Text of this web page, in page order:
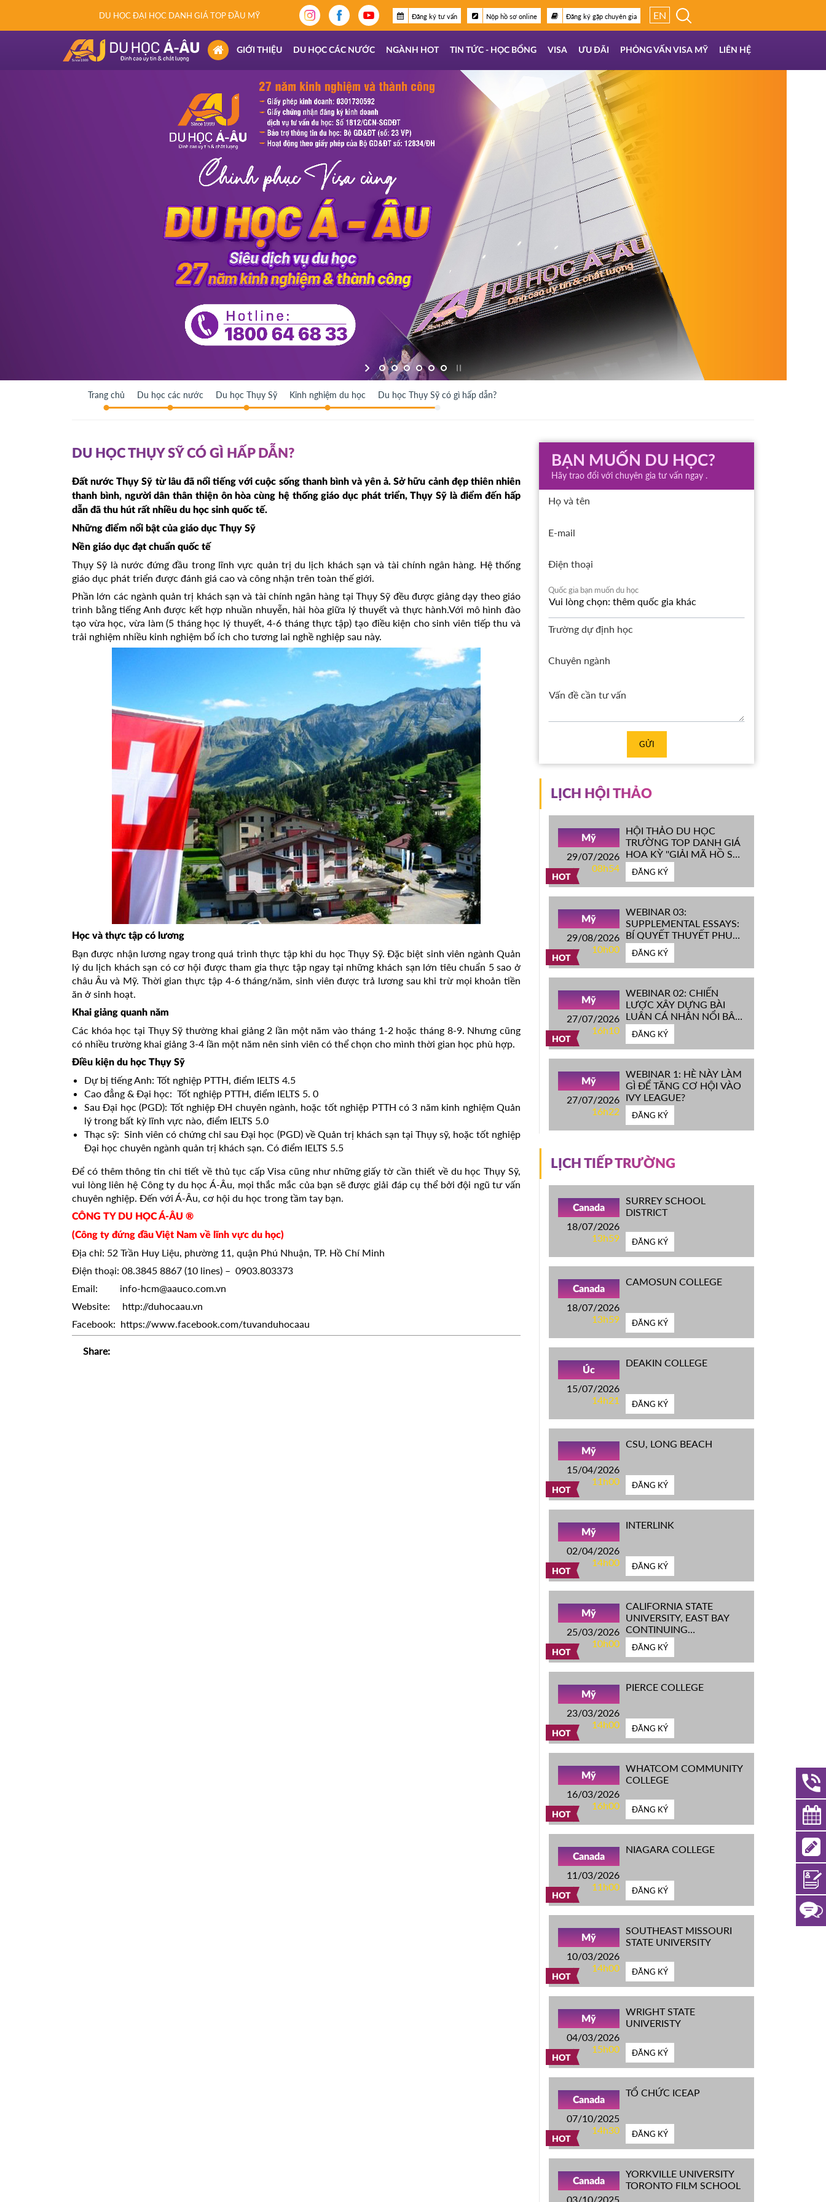
DU HỌC ĐẠI HỌC DANH GIÁ TOP ĐẦU MỸ Đăng ký tư vấn Nộp hồ sơ online Đăng ký gặp chuyên gia EN
(CURRENT)
GIỚI THIỆU DU HỌC CÁC NƯỚC NGÀNH HOT TIN TỨC - HỌC BỔNG VISA ƯU ĐÃI PHỎNG VẤN VISA MỸ LIÊN HỆ
Trang chủ Du học các nước Du học Thụy Sỹ Kinh nghiệm du học Du học Thụy Sỹ có gì hấp dẫn?
DU HỌC THỤY SỸ CÓ GÌ HẤP DẪN?
Đất nước Thụy Sỹ từ lâu đã nổi tiếng với cuộc sống thanh bình và yên ả. Sở hữu cảnh đẹp thiên nhiên
thanh bình, người dân thân thiện ôn hòa cùng hệ thống giáo dục phát triển, Thụy Sỹ là điểm đến hấp
dẫn đã thu hút rất nhiều du học sinh quốc tế.
Những điểm nổi bật của giáo dục Thụy Sỹ
Nền giáo dục đạt chuẩn quốc tế
Thụy Sỹ là nước đứng đầu trong lĩnh vực quản trị du lịch khách sạn và tài chính ngân hàng. Hệ thống
giáo dục phát triển được đánh giá cao và công nhận trên toàn thế giới.
Phần lớn các ngành quản trị khách sạn và tài chính ngân hàng tại Thụy Sỹ đều được giảng dạy theo giáo
trình bằng tiếng Anh được kết hợp nhuần nhuyễn, hài hòa giữa lý thuyết và thực hành.Với mô hình đào
tạo vừa học, vừa làm (5 tháng học lý thuyết, 4-6 tháng thực tập) tạo điều kiện cho sinh viên tiếp thu và
trải nghiệm nhiều kinh nghiệm bổ ích cho tương lai nghề nghiệp sau này.
Học và thực tập có lương
Bạn được nhận lương ngay trong quá trình thực tập khi du học Thụy Sỹ. Đặc biệt sinh viên ngành Quản
lý du lịch khách sạn có cơ hội được tham gia thực tập ngay tại những khách sạn lớn tiêu chuẩn 5 sao ở
châu Âu và Mỹ. Thời gian thực tập 4-6 tháng/năm, sinh viên được trả lương sau khi trừ mọi khoản tiền
ăn ở sinh hoạt.
Khai giảng quanh năm
Các khóa học tại Thụy Sỹ thường khai giảng 2 lần một năm vào tháng 1-2 hoặc tháng 8-9. Nhưng cũng
có nhiều trường khai giảng 3-4 lần một năm nên sinh viên có thể chọn cho mình thời gian học phù hợp.
Điều kiện du học Thụy Sỹ
Dự bị tiếng Anh: Tốt nghiệp PTTH, điểm IELTS 4.5
Cao đẳng & Đại học: Tốt nghiệp PTTH, điểm IELTS 5. 0
Sau Đại học (PGD): Tốt nghiệp ĐH chuyên ngành, hoặc tốt nghiệp PTTH có 3 năm kinh nghiệm Quản
lý trong bất kỳ lĩnh vực nào, điểm IELTS 5.0
Thạc sỹ: Sinh viên có chứng chỉ sau Đại học (PGD) về Quản trị khách sạn tại Thụy sỹ, hoặc tốt nghiệp
Đại học chuyên ngành quản trị khách sạn. Có điểm IELTS 5.5
Để có thêm thông tin chi tiết về thủ tục cấp Visa cũng như những giấy tờ cần thiết về du học Thụy Sỹ,
vui lòng liên hệ Công ty du học Á-Âu, mọi thắc mắc của bạn sẽ được giải đáp cụ thể bởi đội ngũ tư vấn
chuyên nghiệp. Đến với Á-Âu, cơ hội du học trong tầm tay bạn.
CÔNG TY DU HỌC Á-ÂU ®
(Công ty đứng đầu Việt Nam về lĩnh vực du học)
Địa chỉ: 52 Trần Huy Liệu, phường 11, quận Phú Nhuận, TP. Hồ Chí Minh
Điện thoại: 08.3845 8867 (10 lines) – 0903.803373
Email: info-hcm@aauco.com.vn
Website: http://duhocaau.vn
Facebook: https://www.facebook.com/tuvanduhocaau
Share:
BẠN MUỐN DU HỌC?
Hãy trao đổi với chuyên gia tư vấn ngay .
Họ và tên
E-mail
Điện thoại
Quốc gia bạn muốn du học
Trường dự định học
Chuyên ngành
GỬI
LỊCH HỘI THẢO
HOT
Mỹ
29/07/2026
08h54
HỘI THẢO DU HỌC
TRƯỜNG TOP DANH GIÁ
HOA KỲ ''GIẢI MÃ HỒ SƠ
IVY LEAGUE''
ĐĂNG KÝ
HOT
Mỹ
29/08/2026
10h00
WEBINAR 03:
SUPPLEMENTAL ESSAYS:
BÍ QUYẾT THUYẾT PHỤC
HỘI ĐỒNG TUYỂN SINH
ĐH TOP ĐẦU MỸ
ĐĂNG KÝ
HOT
Mỹ
27/07/2026
16h10
WEBINAR 02: CHIẾN
LƯỢC XÂY DỰNG BÀI
LUẬN CÁ NHÂN NỔI BẬT
CHINH PHỤC ĐH TOP
ĐẦU MỸ
ĐĂNG KÝ
Mỹ
27/07/2026
16h22
WEBINAR 1: HÈ NÀY LÀM
GÌ ĐỂ TĂNG CƠ HỘI VÀO
IVY LEAGUE?
ĐĂNG KÝ
LỊCH TIẾP TRƯỜNG
Canada
18/07/2026
13h59
SURREY SCHOOL
DISTRICT
ĐĂNG KÝ
Canada
18/07/2026
13h59
CAMOSUN COLLEGE
ĐĂNG KÝ
Úc
15/07/2026
14h21
DEAKIN COLLEGE
ĐĂNG KÝ
HOT
Mỹ
15/04/2026
11h00
CSU, LONG BEACH
ĐĂNG KÝ
HOT
Mỹ
02/04/2026
14h00
INTERLINK
ĐĂNG KÝ
HOT
Mỹ
25/03/2026
10h00
CALIFORNIA STATE
UNIVERSITY, EAST BAY
CONTINUING
EDUCATION
ĐĂNG KÝ
HOT
Mỹ
23/03/2026
14h00
PIERCE COLLEGE
ĐĂNG KÝ
HOT
Mỹ
16/03/2026
16h00
WHATCOM COMMUNITY
COLLEGE
ĐĂNG KÝ
HOT
Canada
11/03/2026
11h00
NIAGARA COLLEGE
ĐĂNG KÝ
HOT
Mỹ
10/03/2026
14h00
SOUTHEAST MISSOURI
STATE UNIVERSITY
ĐĂNG KÝ
HOT
Mỹ
04/03/2026
15h00
WRIGHT STATE
UNIVERISTY
ĐĂNG KÝ
HOT
Canada
07/10/2025
14h30
TỔ CHỨC ICEAP
ĐĂNG KÝ
Canada
03/10/2025
YORKVILLE UNIVERSITY
TORONTO FILM SCHOOL